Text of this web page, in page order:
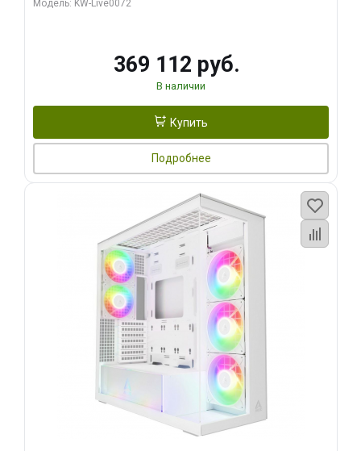
Модель: KW-Live0072
369 112 руб.
В наличии
Купить
Подробнее